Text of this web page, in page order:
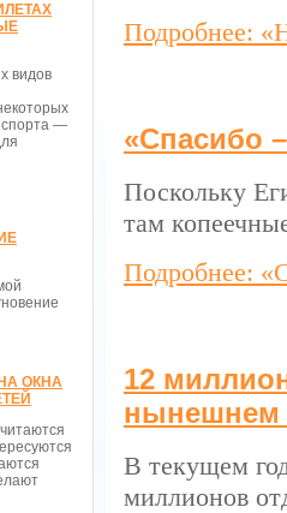
видов
—
ОКНА
Подробнее:
«Спасибо
Поскольку
там
Подробнее:
12
нынешнем
В текущем
миллионов